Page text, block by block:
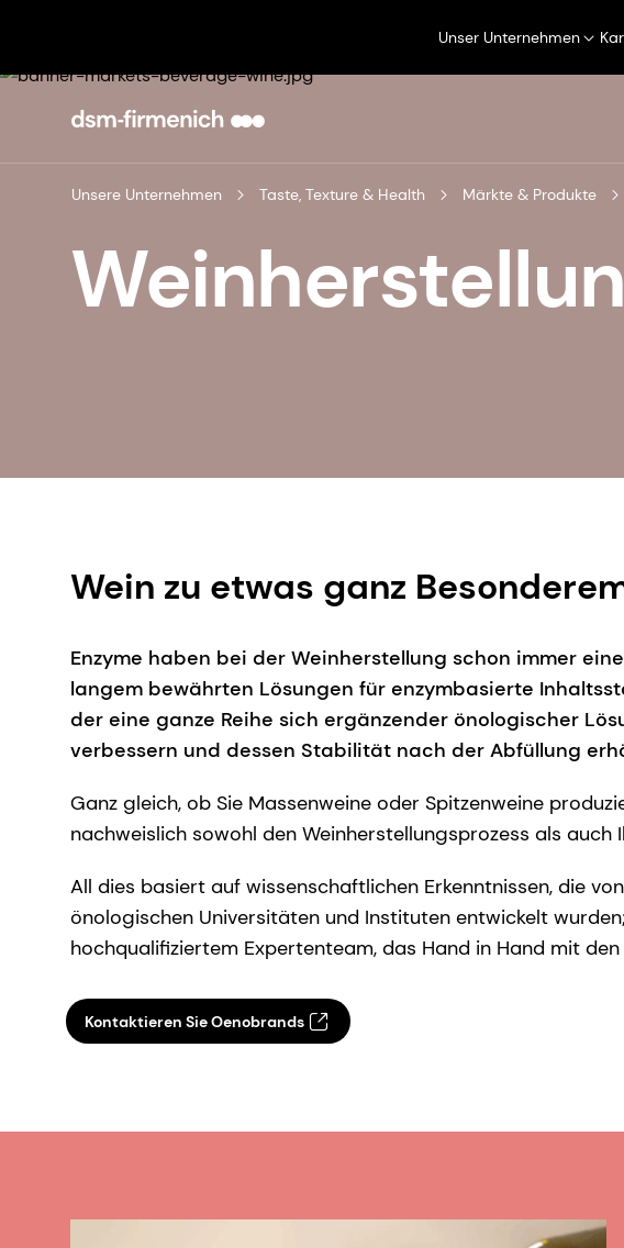
Unser Unternehmen
Unsere Unternehmen Taste, Texture & Health Märkte & Produkte
Wein zu etwas ganz
Enzyme haben bei der Weinherstellung schon immer
langem bewährten Lösungen für enzymbasierte
der eine ganze Reihe sich ergänzender önologischer
verbessern und dessen Stabilität nach der Abfüllung
Ganz gleich, ob Sie Massenweine oder Spitzenweine
nachweislich sowohl den Weinherstellungsprozess als auch
All dies basiert auf wissenschaftlichen Erkenntnissen, die
önologischen Universitäten und Instituten entwickelt
hochqualifiziertem Expertenteam, das Hand in Hand mit
Kontaktieren Sie Oenobrands